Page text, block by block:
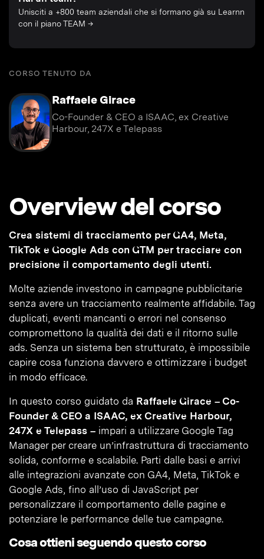
Unisciti a +800 team aziendali che si formano già su Learnn
con il piano TEAM →
CORSO TENUTO DA
Raffaele Girace
Co-Founder & CEO a ISAAC, ex Creative
Harbour, 247X e Telepass
Overview del corso
Crea sistemi di tracciamento per GA4, Meta,
TikTok e Google Ads con GTM per tracciare con
precisione il comportamento degli utenti.
Molte aziende investono in campagne pubblicitarie
senza avere un tracciamento realmente affidabile. Tag
duplicati, eventi mancanti o errori nel consenso
compromettono la qualità dei dati e il ritorno sulle
ads. Senza un sistema ben strutturato, è impossibile
capire cosa funziona davvero e ottimizzare i budget
in modo efficace.
In questo corso guidato da Raffaele Girace – Co-
Founder & CEO a ISAAC, ex Creative Harbour,
247X e Telepass – impari a utilizzare Google Tag
Manager per creare un’infrastruttura di tracciamento
solida, conforme e scalabile. Parti dalle basi e arrivi
alle integrazioni avanzate con GA4, Meta, TikTok e
Google Ads, fino all’uso di JavaScript per
personalizzare il comportamento delle pagine e
potenziare le performance delle tue campagne.
Cosa ottieni seguendo questo corso